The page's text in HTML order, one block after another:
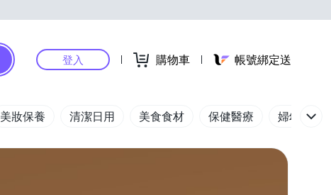
登入 購物車 帳號綁定送
美妝保養 清潔日用 美食食材 保健醫療 婦幼玩具